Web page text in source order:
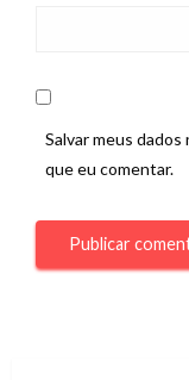
Salvar meus
que eu comentar.